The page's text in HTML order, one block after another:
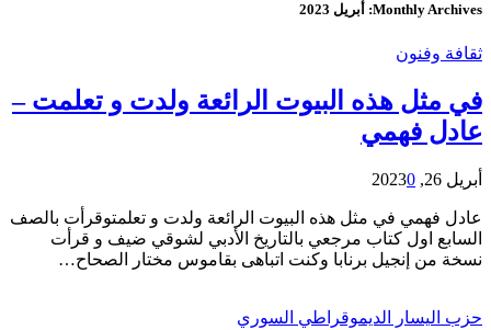
Monthly Archives: أبريل 2023
ثقافة وفنون
في مثل هذه البيوت الرائعة ولدت و تعلمت –
عادل فهمي
أبريل 26, 2023 0
عادل فهمي في مثل هذه البيوت الرائعة ولدت و تعلمتوقرأت بالصف
السابع اول كتاب مرجعي بالتاريخ الأدبي لشوقي ضيف و قرأت
نسخة من إنجيل برنابا وكنت اتباهى بقاموس مختار الصحاح…
حزب اليسار الديموقراطي السوري